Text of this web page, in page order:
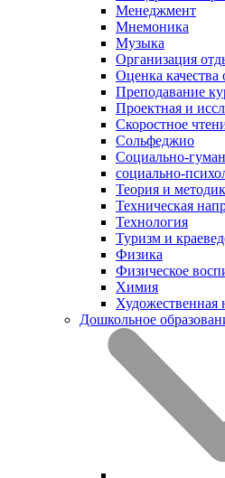
Менеджмент
Мнемоника
Музыка
Организация
Оценка качества
Преподавание
Проектная и
Скоростное
Сольфеджио
Социально-
социально-
Теория и
Техническая
Технология
Туризм и
Физика
Физическое
Химия
Художественная
Дошкольное